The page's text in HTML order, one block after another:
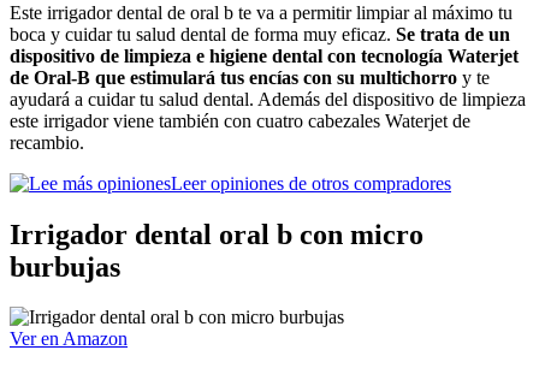
Este irrigador dental de oral b te va a permitir limpiar al máximo tu
boca y cuidar tu salud dental de forma muy eficaz. Se trata de un
dispositivo de limpieza e higiene dental con tecnología Waterjet
de Oral-B que estimulará tus encías con su multichorro y te
ayudará a cuidar tu salud dental. Además del dispositivo de limpieza
este irrigador viene también con cuatro cabezales Waterjet de
recambio.
Leer opiniones de otros compradores
Irrigador dental oral b con micro
burbujas
Ver en Amazon